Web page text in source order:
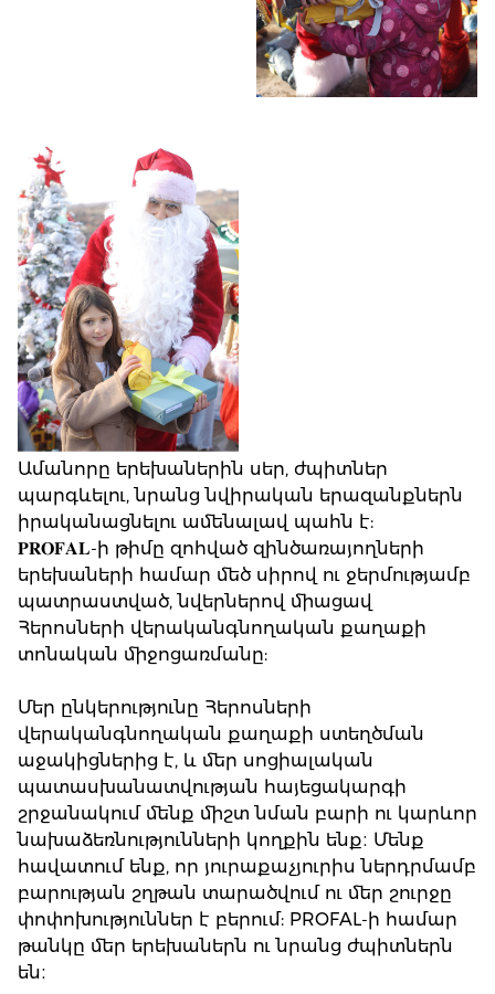
Ամանորը երեխաներին սեր, ժպիտներ
պարգևելու, նրանց նվիրական երազանքներն
իրականացնելու ամենալավ պահն է:
𝐏𝐑𝐎𝐅𝐀𝐋-ի թիմը զոհված զինծառայողների
երեխաների համար մեծ սիրով ու ջերմությամբ
պատրաստված, նվերներով միացավ
Հերոսների վերականգնողական քաղաքի
տոնական միջոցառմանը:
Մեր ընկերությունը Հերոսների
վերականգնողական քաղաքի ստեղծման
աջակիցներից է, և մեր սոցիալական
պատասխանատվության հայեցակարգի
շրջանակում մենք միշտ նման բարի ու կարևոր
նախաձեռնությունների կողքին ենք։ Մենք
հավատում ենք, որ յուրաքաչյուրիս ներդրմամբ
բարության շղթան տարածվում ու մեր շուրջը
փոփոխություններ է բերում: PROFAL-ի համար
թանկը մեր երեխաներն ու նրանց ժպիտներն
են։